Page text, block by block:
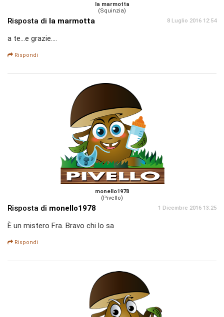
la marmotta
(Squinzia)
Risposta di la marmotta 8 Luglio 2016 12:54
a te...e grazie....
Rispondi
monello1978
(Pivello)
Risposta di monello1978 1 Dicembre 2016 13:25
È un mistero Fra. Bravo chi lo sa
Rispondi